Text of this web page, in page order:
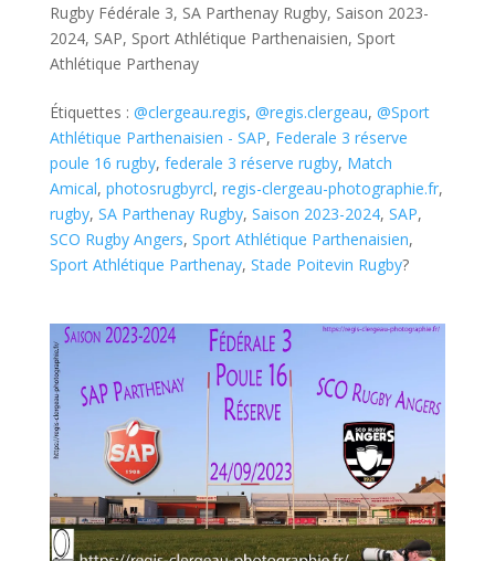
Rugby Fédérale 3, SA Parthenay Rugby, Saison 2023-
2024, SAP, Sport Athlétique Parthenaisien, Sport
Athlétique Parthenay
Étiquettes : @clergeau.regis, @regis.clergeau, @Sport
Athlétique Parthenaisien - SAP, Federale 3 réserve
poule 16 rugby, federale 3 réserve rugby, Match
Amical, photosrugbyrcl, regis-clergeau-photographie.fr,
rugby, SA Parthenay Rugby, Saison 2023-2024, SAP,
SCO Rugby Angers, Sport Athlétique Parthenaisien,
Sport Athlétique Parthenay, Stade Poitevin Rugby?